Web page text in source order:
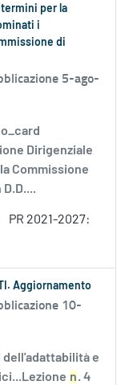
per la
i
di
5-ago-
Dirigenziale
Commissione
PR 2021-2027:
Aggiornamento
10-
dell'adattabilità e
n. 4